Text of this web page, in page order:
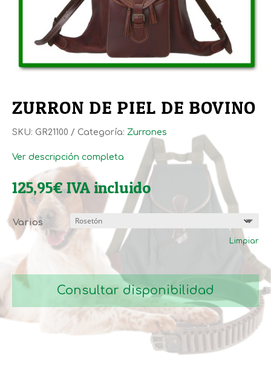
ZURRON DE PIEL DE BOVINO
SKU: GR21100 Categoría: Zurrones
Ver descripción completa
125,95€IVA incluido
Varios
Limpiar
Consultar disponibilidad